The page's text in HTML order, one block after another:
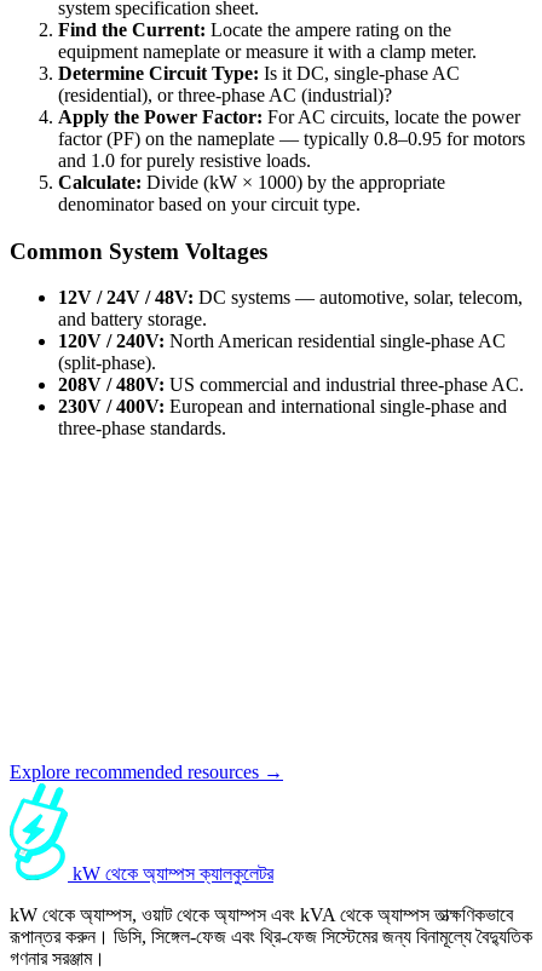
system specification sheet.
Find the Current: Locate the ampere rating on the
equipment nameplate or measure it with a clamp meter.
Determine Circuit Type: Is it DC, single-phase AC
(residential), or three-phase AC (industrial)?
Apply the Power Factor: For AC circuits, locate the power
factor (PF) on the nameplate — typically 0.8–0.95 for motors
and 1.0 for purely resistive loads.
Calculate: Divide (kW × 1000) by the appropriate
denominator based on your circuit type.
Common System Voltages
12V / 24V / 48V: DC systems — automotive, solar, telecom,
and battery storage.
120V / 240V: North American residential single-phase AC
(split-phase).
208V / 480V: US commercial and industrial three-phase AC.
230V / 400V: European and international single-phase and
three-phase standards.
Explore recommended resources →
kW থেকে অ্যাম্পস ক্যালকুলেটর
kW থেকে অ্যাম্পস, ওয়াট থেকে অ্যাম্পস এবং kVA থেকে অ্যাম্পস তাত্ক্ষণিকভাবে
রূপান্তর করুন। ডিসি, সিঙ্গেল-ফেজ এবং থ্রি-ফেজ সিস্টেমের জন্য বিনামূল্যে বৈদ্যুতিক
গণনার সরঞ্জাম।